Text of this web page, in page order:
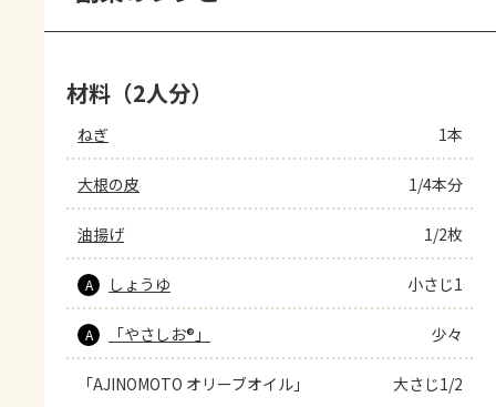
材料（2人分）
ねぎ 1本
大根の皮 1/4本分
油揚げ 1/2枚
A しょうゆ 小さじ1
A 「やさしお®」 少々
「AJINOMOTO オリーブオイル」 大さじ1/2